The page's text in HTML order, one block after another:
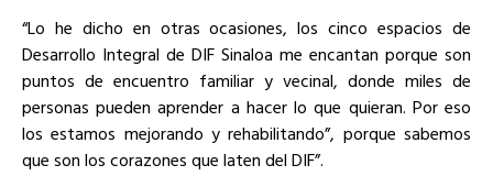
“Lo he dicho en otras ocasiones, los cinco espacios de
Desarrollo Integral de DIF Sinaloa me encantan porque son
puntos de encuentro familiar y vecinal, donde miles de
personas pueden aprender a hacer lo que quieran. Por eso
los estamos mejorando y rehabilitando”, porque sabemos
que son los corazones que laten del DIF”.